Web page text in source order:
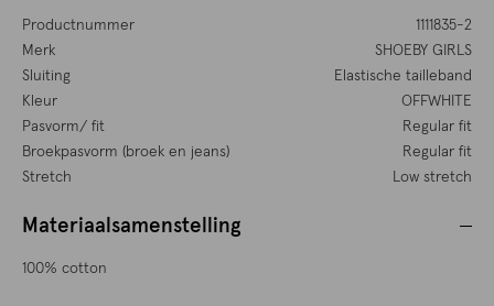
Productnummer
1111835-2
Merk
SHOEBY GIRLS
Sluiting
Elastische tailleband
Kleur
OFFWHITE
Pasvorm/ fit
Regular fit
Broekpasvorm (broek en jeans)
Regular fit
Stretch
Low stretch
Materiaalsamenstelling
100% cotton